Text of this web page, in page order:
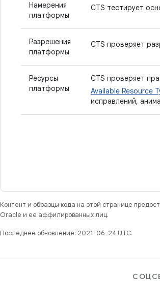
Намерения
платформы
CTS тестирует
Разрешения
платформы
CTS проверяет
Ресурсы
платформы
CTS проверяет
Available Resource
исправлений,
Контент и образцы кода на этой странице
Oracle и ее аффилированных лиц.
Последнее обновление: 2021-06-24 UTC.